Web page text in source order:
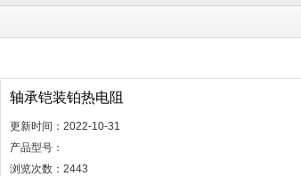
轴承铠装铂热电阻
更新时间： 2022-10-31
产品型号：
浏览次数： 2443